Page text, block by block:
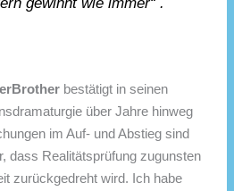
bestätigt in seinen
über Jahre hinweg
im Auf- und Abstieg sind
dass Realitätsprüfung zugunsten
zurückgedreht wird. Ich habe